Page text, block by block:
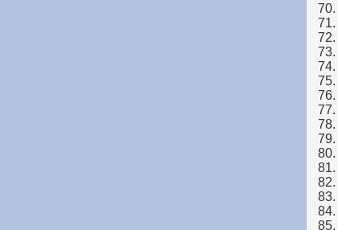
70.
71.
72.
73.
74.
75.
76.
77.
78.
79.
80.
81.
82.
83.
84.
85.